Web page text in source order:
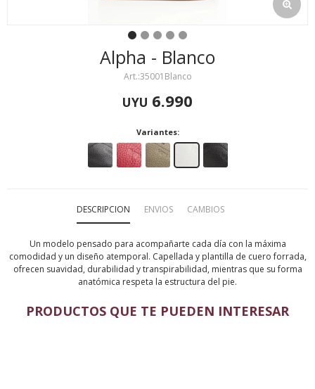
Alpha - Blanco
35001Blanco
UYU 6.990
Variantes:
DESCRIPCION ENVIOS CAMBIOS
Un modelo pensado para acompañarte cada día con la máxima
comodidad y un diseño atemporal. Capellada y plantilla de cuero forrada,
ofrecen suavidad, durabilidad y transpirabilidad, mientras que su forma
anatómica respeta la estructura del pie.
PRODUCTOS QUE TE PUEDEN INTERESAR